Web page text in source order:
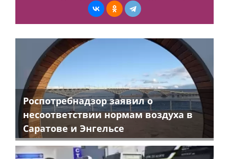
Роспотребнадзор заявил о
несоответствии нормам воздуха в
Саратове и Энгельсе